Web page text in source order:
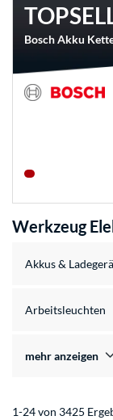
Bosch Akku
Werkzeug
Akkus &
Arbeitsleuchten
mehr anzeigen
1-24 von 3425